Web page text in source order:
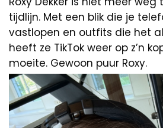
tijdlijn. Met een blik die je
vastlopen en outfits die het
heeft ze TikTok weer op z’n
moeite. Gewoon puur Roxy.